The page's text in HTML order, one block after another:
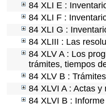
84 XLI E :
84 XLI F :
84 XLI G :
84 XLIII : Las
84 XLV A : Los
trámites, tiempos
84 XLV B :
84 XLVI A : Actas
84 XLVI B :